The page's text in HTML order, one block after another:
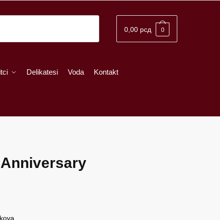
0,00 рсд 0
Delikatesi Voda Kontakt